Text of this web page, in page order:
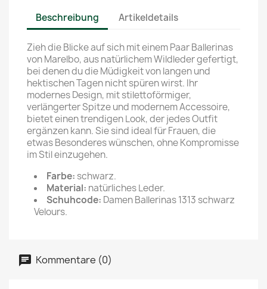
Beschreibung Artikeldetails
Zieh die Blicke auf sich mit einem Paar Ballerinas
von Marelbo, aus natürlichem Wildleder gefertigt,
bei denen du die Müdigkeit von langen und
hektischen Tagen nicht spüren wirst. Ihr
modernes Design, mit stilettoförmiger,
verlängerter Spitze und modernem Accessoire,
bietet einen trendigen Look, der jedes Outfit
ergänzen kann. Sie sind ideal für Frauen, die
etwas Besonderes wünschen, ohne Kompromisse
im Stil einzugehen.
Farbe: schwarz.
Material: natürliches Leder.
Schuhcode: Damen Ballerinas 1313 schwarz
Velours.
Kommentare (0)